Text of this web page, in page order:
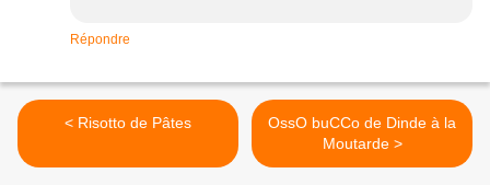
Répondre
< Risotto de Pâtes
OssO buCCo de Dinde à la
Moutarde >